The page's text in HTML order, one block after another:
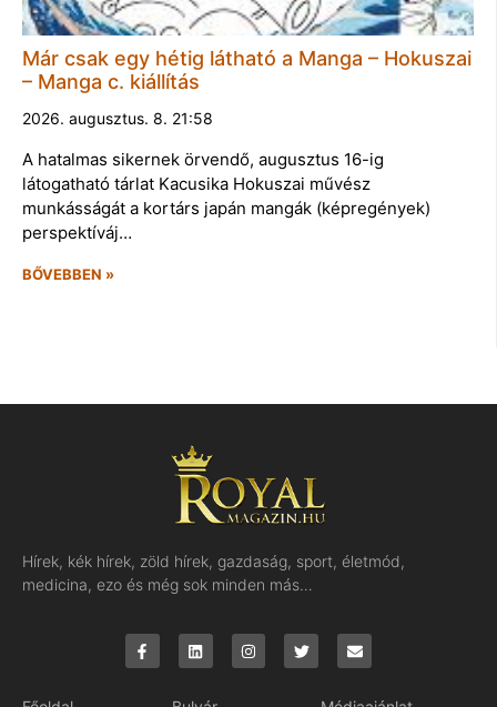
Már csak egy hétig látható a Manga – Hokuszai
– Manga c. kiállítás
2026. augusztus. 8. 21:58
A hatalmas sikernek örvendő, augusztus 16-ig
látogatható tárlat Kacusika Hokuszai művész
munkásságát a kortárs japán mangák (képregények)
perspektíváj…
BŐVEBBEN »
Hírek, kék hírek, zöld hírek, gazdaság, sport, életmód,
medicina, ezo és még sok minden más…